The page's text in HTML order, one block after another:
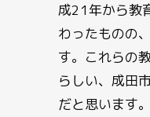
成21年から教
わったものの
す。これらの
らしい、成田
だと思います